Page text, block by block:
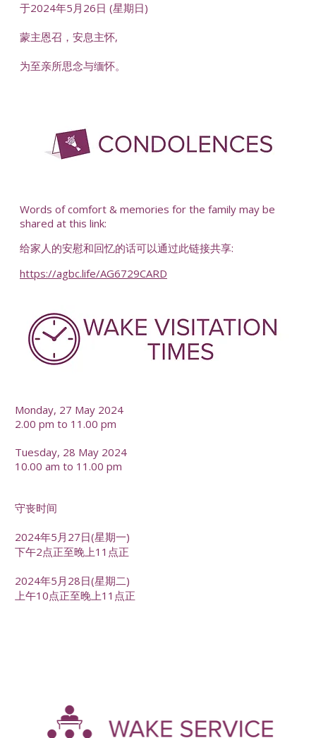
于2024年5月26日 (星期日)
蒙主恩召，安息主怀,
为至亲所思念与缅怀。
Words of comfort & memories for the family may be
shared at this link:
给家人的安慰和回忆的话可以通过此链接共享:
https://agbc.life/AG6729CARD
Monday, 27 May 2024
2.00 pm to 11.00 pm
Tuesday, 28 May 2024
10.00 am to 11.00 pm
守丧时间
2024年5月27日(星期一)
下午2点正至晚上11点正
2024年5月28日(星期二)
上午10点正至晚上11点正